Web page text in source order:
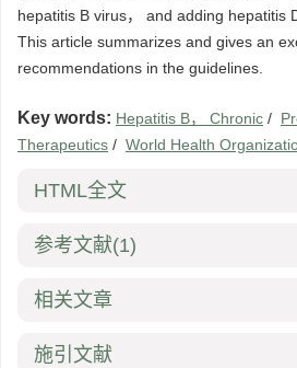
hepatitis B virus， and adding hepatitis
This article summarizes and gives an
recommendations in the guidelines.
Key words: Hepatitis B， Chronic /
Therapeutics / World Health
HTML全文
参考文献(1)
相关文章
施引文献